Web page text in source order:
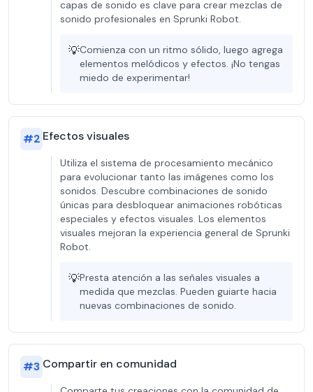
capas de sonido es clave para crear mezclas de
sonido profesionales en Sprunki Robot.
💡Comienza con un ritmo sólido, luego agrega
elementos melódicos y efectos. ¡No tengas
miedo de experimentar!
#2 Efectos visuales
Utiliza el sistema de procesamiento mecánico
para evolucionar tanto las imágenes como los
sonidos. Descubre combinaciones de sonido
únicas para desbloquear animaciones robóticas
especiales y efectos visuales. Los elementos
visuales mejoran la experiencia general de Sprunki
Robot.
💡Presta atención a las señales visuales a
medida que mezclas. Pueden guiarte hacia
nuevas combinaciones de sonido.
#3 Compartir en comunidad